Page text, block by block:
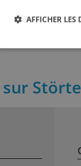
AFFICHER LES